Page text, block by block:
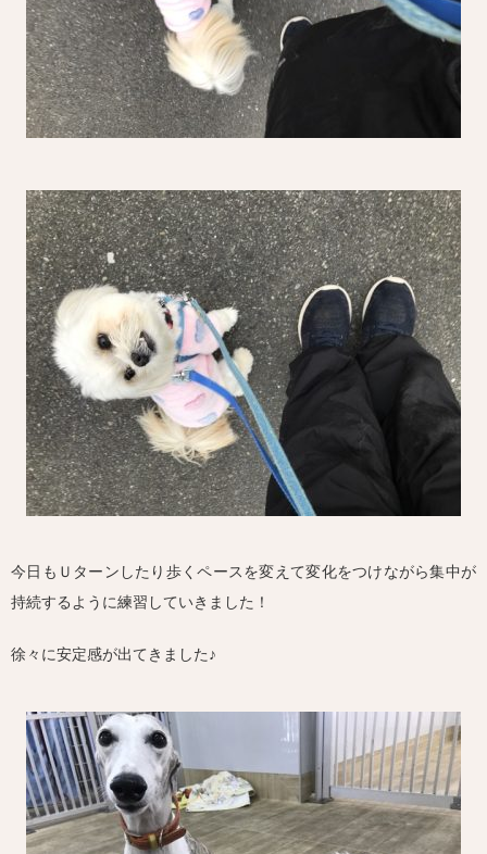
今日もＵターンしたり歩くペースを変えて変化をつけながら集中が
持続するように練習していきました！
徐々に安定感が出てきました♪